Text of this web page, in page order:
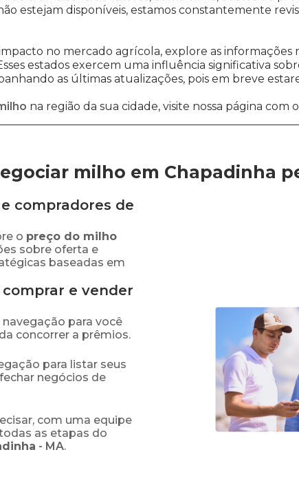
estejam disponíveis, estamos constantemente
no mercado agrícola, explore as informações
estados exercem uma influência significativa
as últimas atualizações, pois em breve
na região da sua cidade, visite nossa página com o
milho em Chapadinha
compradores de
o preço do milho
sobre oferta e
baseadas em
e vender
para você
concorrer a prêmios.
para listar seus
negócios de
com uma equipe
as etapas do
- MA.